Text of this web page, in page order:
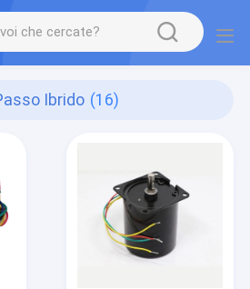
Ibrido (16)